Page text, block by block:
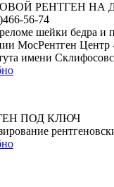
РЕНТГЕН НА
56-74
шейки бедра и
МосРентген Центр
имени
ПОД КЛЮЧ